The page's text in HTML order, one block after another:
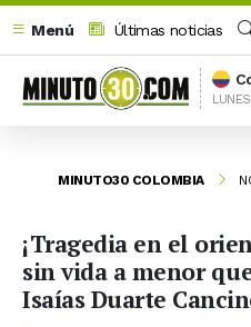
Menú
Últimas noticias
MINUTO30 COLOMBIA
¡Tragedia en el
sin vida a menor
Isaías Duarte